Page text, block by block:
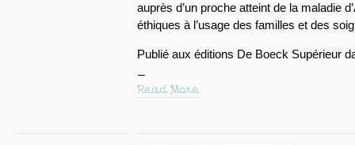
auprès d’un proche atteint de la maladie
éthiques à l’usage des familles et des
Publié aux éditions De Boeck Supérieur
Read More